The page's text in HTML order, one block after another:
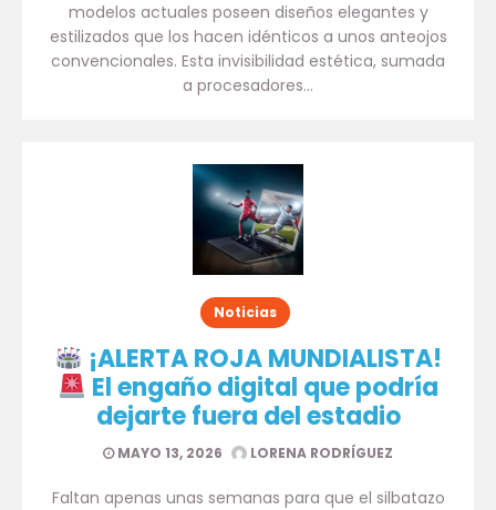
modelos actuales poseen diseños elegantes y
estilizados que los hacen idénticos a unos anteojos
convencionales. Esta invisibilidad estética, sumada
a procesadores…
Noticias
¡ALERTA ROJA MUNDIALISTA!
El engaño digital que podría
dejarte fuera del estadio
MAYO 13, 2026 LORENA RODRÍGUEZ
Faltan apenas unas semanas para que el silbatazo